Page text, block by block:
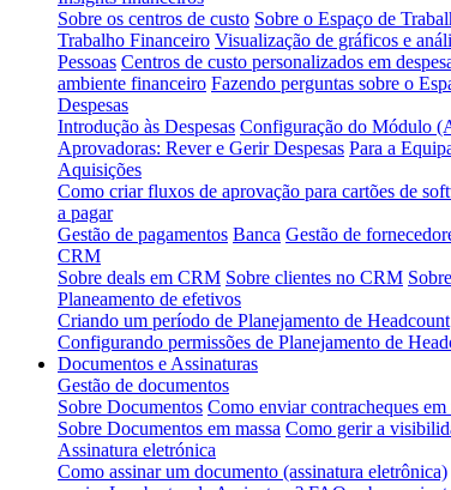
Sobre os centros de custo Sobre o Espaço de
Trabalho Financeiro Visualização de gráficos e
Pessoas Centros de custo personalizados em
ambiente financeiro Fazendo perguntas sobre o
Despesas
Introdução às Despesas Configuração do Módulo
Aprovadoras: Rever e Gerir Despesas Para a
Aquisições
Como criar fluxos de aprovação para cartões de
a pagar
Gestão de pagamentos Banca Gestão de
CRM
Sobre deals em CRM Sobre clientes no CRM
Planeamento de efetivos
Criando um período de Planejamento de Headcount
Configurando permissões de Planejamento de
Documentos e Assinaturas
Gestão de documentos
Sobre Documentos Como enviar contracheques em
Sobre Documentos em massa Como gerir a
Assinatura eletrónica
Como assinar um documento (assinatura eletrônica)